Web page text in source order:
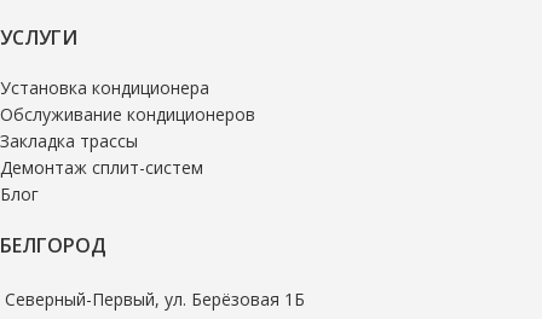
УСЛУГИ
Установка кондиционера
Обслуживание кондиционеров
Закладка трассы
Демонтаж сплит-систем
Блог
БЕЛГОРОД
Северный-Первый, ул. Берёзовая 1Б